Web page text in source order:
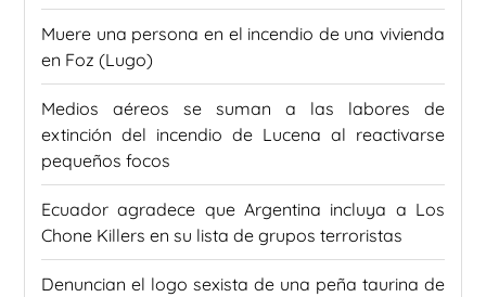
Muere una persona en el incendio de una vivienda
en Foz (Lugo)
Medios aéreos se suman a las labores de
extinción del incendio de Lucena al reactivarse
pequeños focos
Ecuador agradece que Argentina incluya a Los
Chone Killers en su lista de grupos terroristas
Denuncian el logo sexista de una peña taurina de